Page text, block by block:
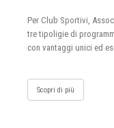
Per Club Sportivi,
tre tipoligie di
con vantaggi unici ed
Scopri di più